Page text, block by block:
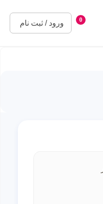
0
ورود / ثبت نام